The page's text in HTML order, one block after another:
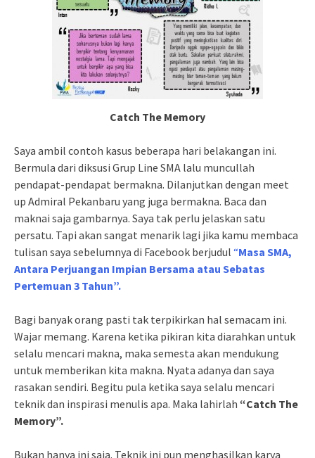
Catch The Memory
Saya ambil contoh kasus beberapa hari belakangan ini.
Bermula dari diksusi Grup Line SMA lalu muncullah
pendapat-pendapat bermakna. Dilanjutkan dengan meet
up Admiral Pekanbaru yang juga bermakna. Baca dan
maknai saja gambarnya. Saya tak perlu jelaskan satu
persatu. Tapi akan sangat menarik lagi jika kamu membaca
tulisan saya sebelumnya di Facebook berjudul “Masa SMA,
Antara Perjuangan Impian Bersama atau Sebatas
Pertemuan 3 Tahun”.
Bagi banyak orang pasti tak terpikirkan hal semacam ini.
Wajar memang. Karena ketika pikiran kita diarahkan untuk
selalu mencari makna, maka semesta akan mendukung
untuk memberikan kita makna. Nyata adanya dan saya
rasakan sendiri. Begitu pula ketika saya selalu mencari
teknik dan inspirasi menulis apa. Maka lahirlah “Catch The
Memory”.
Bukan hanya ini saja. Teknik ini pun menghasilkan karya